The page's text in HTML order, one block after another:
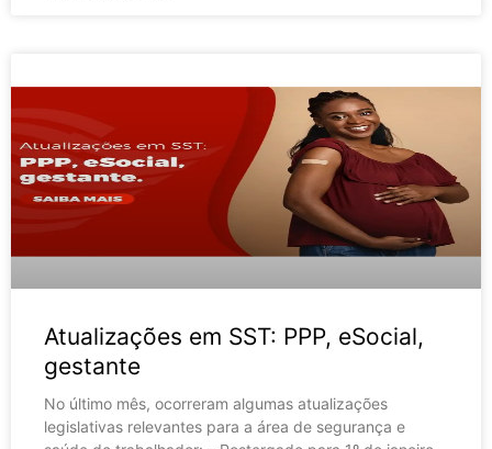
Atualizações em SST: PPP, eSocial,
gestante
No último mês, ocorreram algumas atualizações
legislativas relevantes para a área de segurança e